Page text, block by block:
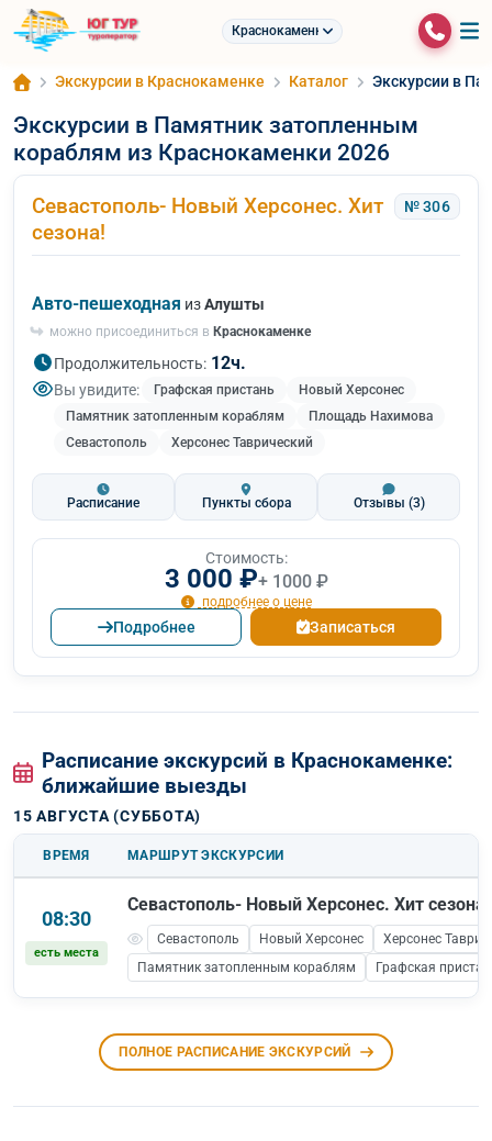
Краснокаменка
Экскурсии в Краснокаменке Каталог Экскурсии в
Экскурсии в Памятник затопленным
кораблям из Краснокаменки 2026
Севастополь- Новый Херсонес. Хит
сезона!
№ 306
Авто-пешеходная изАлушты
можно присоединиться в Краснокаменке
Продолжительность: 12ч.
Вы увидите: Графская пристань
Новый Херсонес
Памятник затопленным кораблям
Площадь Нахимова
Севастополь
Херсонес Таврический
Расписание Пункты сбора Отзывы (3)
Стоимость:
3 000 ₽+ 1000 ₽
подробнее о цене
Подробнее Записаться
Расписание экскурсий в Краснокаменке:
ближайшие выезды
15 АВГУСТА (СУББОТА)
ВРЕМЯ МАРШРУТ ЭКСКУРСИИ
08:30
есть места
Севастополь- Новый Херсонес. Хит сезона!
Севастополь Новый Херсонес
Херсонес
Памятник затопленным кораблям
Графская
ПОЛНОЕ РАСПИСАНИЕ ЭКСКУРСИЙ